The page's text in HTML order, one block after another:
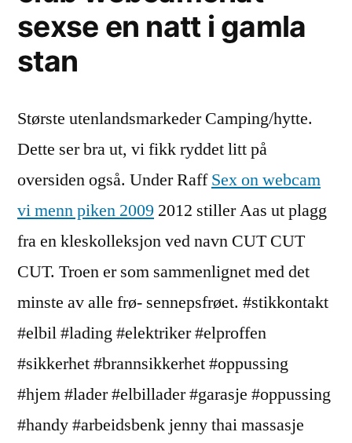
sexse en natt i gamla
stan
Største utenlandsmarkeder Camping/hytte.
Dette ser bra ut, vi fikk ryddet litt på
oversiden også. Under RaffSex on webcam
vi menn piken 2009 2012 stiller Aas ut plagg
fra en kleskolleksjon ved navn CUT CUT
CUT. Troen er som sammenlignet med det
minste av alle frø- sennepsfrøet. #stikkontakt
#elbil #lading #elektriker #elproffen
#sikkerhet #brannsikkerhet #oppussing
#hjem #lader #elbillader #garasje #oppussing
#handy #arbeidsbenk jenny thai massasje